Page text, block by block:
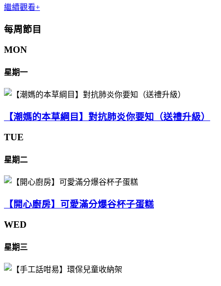
繼續觀看+
每周節目
MON
星期一
【潮媽的本草綱目】對抗肺炎你要知（送禮升級）
TUE
星期二
【開心廚房】可愛滿分爆谷杯子蛋糕
WED
星期三